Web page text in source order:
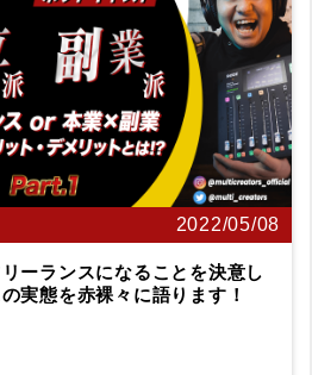
2022/05/08
ーランスになることを決意し
実態を赤裸々に語ります！